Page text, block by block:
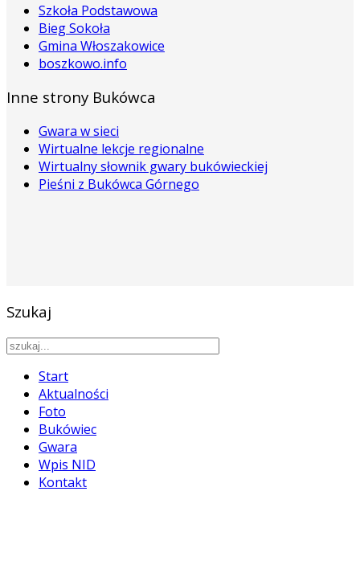
Szkoła Podstawowa
Bieg Sokoła
Gmina Włoszakowice
boszkowo.info
Inne strony Bukówca
Gwara w sieci
Wirtualne lekcje regionalne
Wirtualny słownik gwary bukówieckiej
Pieśni z Bukówca Górnego
Szukaj
Start
Aktualności
Foto
Bukówiec
Gwara
Wpis NID
Kontakt